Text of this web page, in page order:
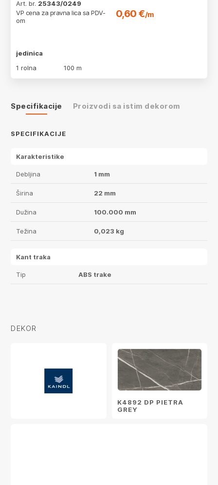
Art. br. 25343/0249
VP cena za pravna lica sa PDV-
om
0,60 €/m
jedinica
1 rolna
100 m
Specifikacije Proizvodi sa istim dekorom
SPECIFIKACIJE
Karakteristike
Debljina 1 mm
Širina 22 mm
Dužina 100.000 mm
Težina 0,023 kg
Kant traka
Tip ABS trake
DEKOR
K4892 DP PIETRA
GREY